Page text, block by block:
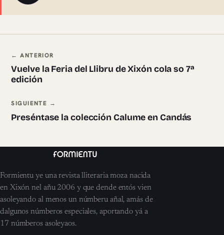
Navegación ente pieces
← ANTERIOR
Vuelve la Feria del Llibru de Xixón cola so 7ª
edición
SIGUIENTE →
Preséntase la colección Calume en Candás
Formientu ye una revista lliteraria moza nacida
en Xixón nel añu 2006 y que dende entós vien
asoleyando al menos un númberu añal, amás de
dalgunos númberos especiales, aportando yá a
17 númberos asoleyaos.